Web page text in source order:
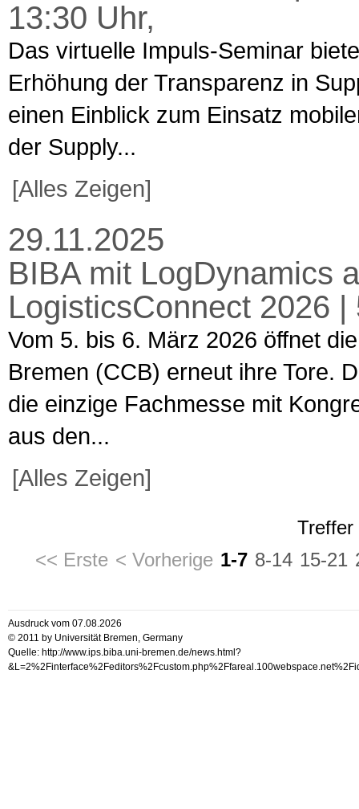
13:30 Uhr,
Das virtuelle Impuls-Seminar
Erhöhung der Transparenz in
einen Einblick zum Einsatz
der Supply...
[Alles Zeigen]
29.11.2025
BIBA mit LogDynamics
LogisticsConnect 2026
Vom 5. bis 6. März 2026 öffnet
Bremen (CCB) erneut ihre Tore.
die einzige Fachmesse mit
aus den...
[Alles Zeigen]
Treffer
<< Erste < Vorherige 1-7 8-14 15-21
Ausdruck vom 07.08.2026
© 2011 by Universität Bremen, Germany
Quelle: http://www.ips.biba.uni-bremen.de/news.html?